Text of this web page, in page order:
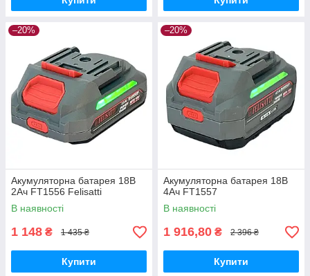
–20%
Акумуляторна батарея 18В
2Ач FT1556 Felisatti
В наявності
1 148 ₴ 1 435 ₴
Купити
–20%
Акумуляторна батарея 18В
4Ач FT1557
В наявності
1 916,80 ₴ 2 396 ₴
Купити